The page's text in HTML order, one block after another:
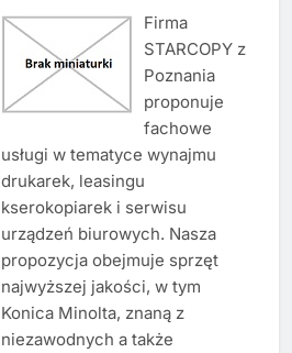
Firma
STARCOPY z
Poznania
proponuje
fachowe
usługi w tematyce wynajmu
drukarek, leasingu
kserokopiarek i serwisu
urządzeń biurowych. Nasza
propozycja obejmuje sprzęt
najwyższej jakości, w tym
Konica Minolta, znaną z
niezawodnych a także